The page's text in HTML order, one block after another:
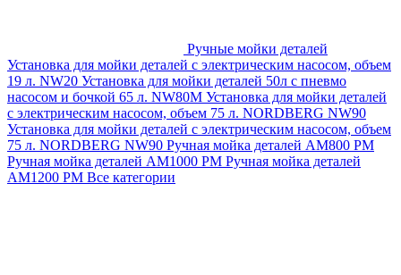
Ручные мойки деталей
Установка для мойки деталей с электрическим насосом, объем
19 л. NW20 Установка для мойки деталей 50л с пневмо
насосом и бочкой 65 л. NW80M Установка для мойки деталей
с электрическим насосом, объем 75 л. NORDBERG NW90
Установка для мойки деталей с электрическим насосом, объем
75 л. NORDBERG NW90 Ручная мойка деталей АМ800 РМ
Ручная мойка деталей АМ1000 РМ Ручная мойка деталей
АМ1200 РМ Все категории